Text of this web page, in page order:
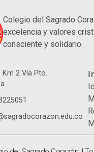
Colegio del Sagrado
excelencia y valores
consciente y solidario.
Km 2 Vía Pto.